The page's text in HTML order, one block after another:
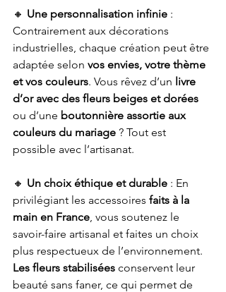
🔸 Une personnalisation infinie :
Contrairement aux décorations
industrielles, chaque création peut être
adaptée selon vos envies, votre thème
et vos couleurs. Vous rêvez d’un livre
d’or avec des fleurs beiges et dorées
ou d’une boutonnière assortie aux
couleurs du mariage ? Tout est
possible avec l’artisanat.
🔸 Un choix éthique et durable : En
privilégiant les accessoires faits à la
main en France , vous soutenez le
savoir-faire artisanal et faites un choix
plus respectueux de l’environnement.
Les fleurs stabilisées conservent leur
beauté sans faner, ce qui permet de